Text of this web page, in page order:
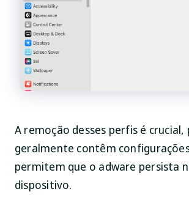
A remoção desses perfis é crucial,
geralmente contêm
permitem que o adware persista
dispositivo.